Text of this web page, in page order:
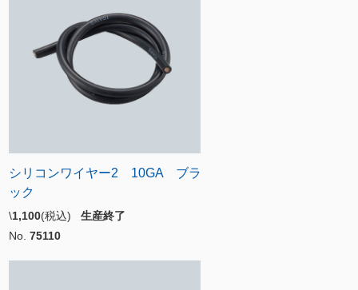
シリコンワイヤー2 10GA ブラ
ック
\1,100(税込) 生産終了
No. 75110